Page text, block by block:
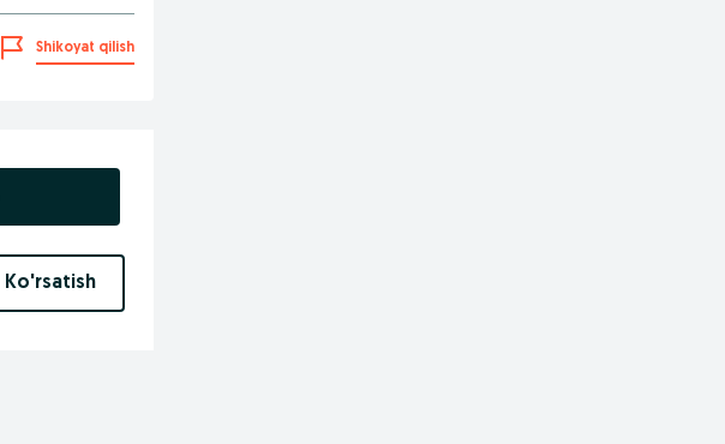
Shikoyat qilish
Ko'rsatish